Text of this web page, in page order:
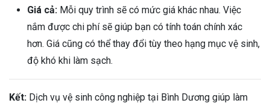
Giá cả: Mỗi quy trình sẽ có mức giá khác nhau. Việc
nắm được chi phí sẽ giúp bạn có tính toán chính xác
hơn. Giá cũng có thể thay đổi tùy theo hạng mục vệ sinh,
độ khó khi làm sạch.
Kết: Dịch vụ vệ sinh công nghiệp tại Bình Dương giúp làm